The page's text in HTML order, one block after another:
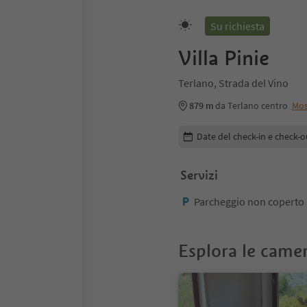
Su richiesta
Villa Pinie
Terlano, Strada del Vino
879 m da Terlano centro
Modifica i dettagli della
Date del check-in e check-
Servizi
Parcheggio non coperto
Esplora le